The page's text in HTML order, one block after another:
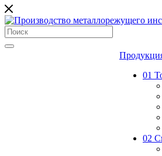
01
02